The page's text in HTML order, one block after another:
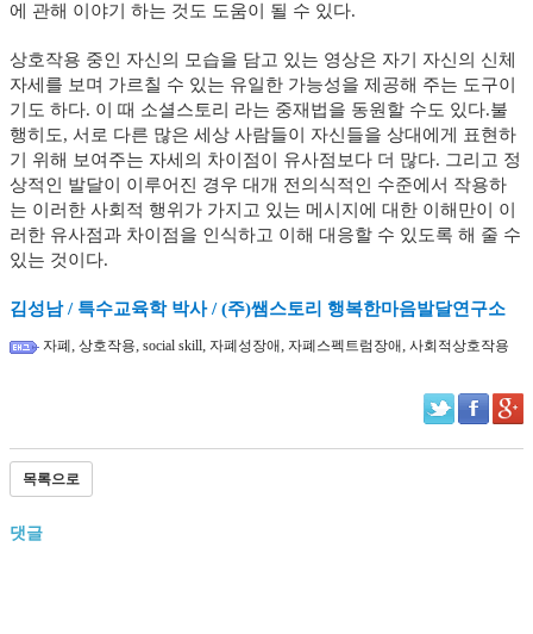
에 관해 이야기 하는 것도 도움이 될 수 있다.
상호작용 중인 자신의 모습을 담고 있는 영상은 자기 자신의 신체
자세를 보며 가르칠 수 있는 유일한 가능성을 제공해 주는 도구이
기도 하다. 이 때 소셜스토리 라는 중재법을 동원할 수도 있다.불
행히도, 서로 다른 많은 세상 사람들이 자신들을 상대에게 표현하
기 위해 보여주는 자세의 차이점이 유사점보다 더 많다. 그리고 정
상적인 발달이 이루어진 경우 대개 전의식적인 수준에서 작용하
는 이러한 사회적 행위가 가지고 있는 메시지에 대한 이해만이 이
러한 유사점과 차이점을 인식하고 이해 대응할 수 있도록 해 줄 수
있는 것이다.
김성남 / 특수교육학 박사 / (주)쌤스토리 행복한마음발달연구소
자폐 , 상호작용, social skill, 자폐성장애, 자폐스펙트럼장애, 사회적상호작용
목록으로
댓글